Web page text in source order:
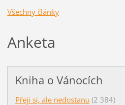
Všechny články
Anketa
Kniha o Vánocích
Přeji si, ale nedostanu (2 384)